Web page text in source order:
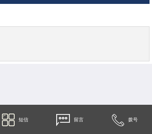
短信 留言 拨号